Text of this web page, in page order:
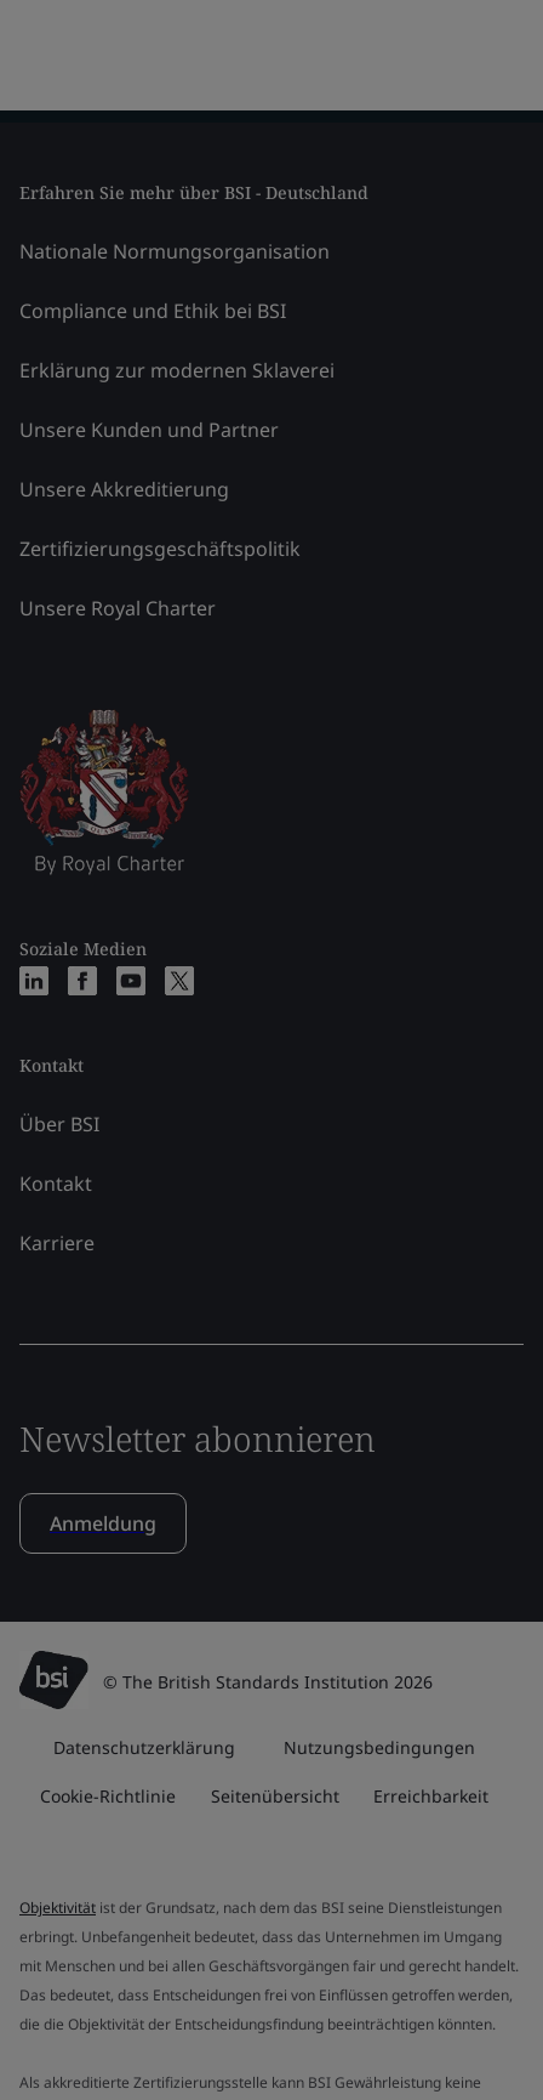
Erfahren Sie mehr über BSI - Deutschland
Nationale Normungsorganisation
Compliance und Ethik bei BSI
Erklärung zur modernen Sklaverei
Unsere Kunden und Partner
Unsere Akkreditierung
Zertifizierungsgeschäftspolitik
Unsere Royal Charter
Soziale Medien
Kontakt
Über BSI
Kontakt
Karriere
Newsletter abonnieren
Anmeldung
© The British Standards Institution 2026
Datenschutzerklärung Nutzungsbedingungen
Cookie-Richtlinie Seitenübersicht Erreichbarkeit
Objektivität ist der Grundsatz, nach dem das BSI seine Dienstleistungen
erbringt. Unbefangenheit bedeutet, dass das Unternehmen im Umgang
mit Menschen und bei allen Geschäftsvorgängen fair und gerecht handelt.
Das bedeutet, dass Entscheidungen frei von Einflüssen getroffen werden,
die die Objektivität der Entscheidungsfindung beeinträchtigen könnten.
Als akkreditierte Zertifizierungsstelle kann BSI Gewährleistung keine